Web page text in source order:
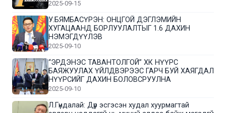
2025-09-15
У.БЯМБАСҮРЭН: ОНЦГОЙ ДЭГЛЭМИЙН
ХУГАЦААНД БОРЛУУЛАЛТЫГ 1.6 ДАХИН
НЭМЭГДҮҮЛЭВ
2025-09-10
“ЭРДЭНЭС ТАВАНТОЛГОЙ” ХК НҮҮРС
БАЯЖУУЛАХ ҮЙЛДВЭРЭЭС ГАРЧ БУЙ ХАЯГДАЛ
НҮҮРСИЙГ ДАХИН БОЛОВСРУУЛНА
2025-09-10
Л.Гүндалай: Дүр эсгэсэн худал хуурмагтай